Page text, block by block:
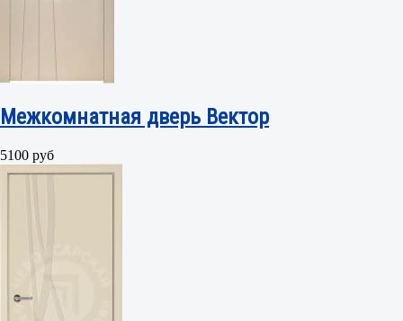
Межкомнатная дверь Вектор
5100 руб